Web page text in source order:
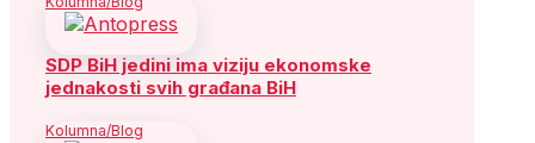
SDP BiH jedini ima viziju ekonomske
jednakosti svih građana BiH
Kolumna/Blog